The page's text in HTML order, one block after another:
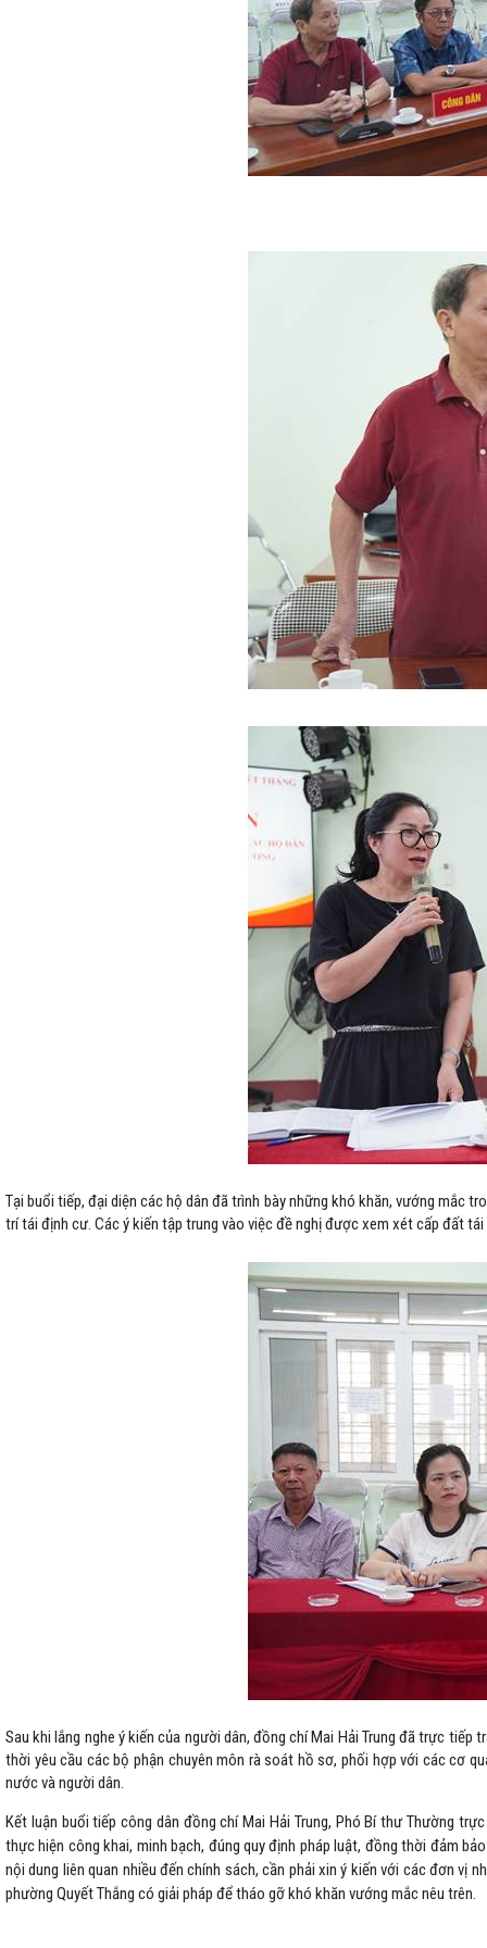
Tại buổi tiếp, đại diện các hộ dân đã trình bày những khó khăn, vướng mắc
trí tái định cư. Các ý kiến tập trung vào việc đề nghị được xem xét cấp đất
Sau khi lắng nghe ý kiến của người dân, đồng chí Mai Hải Trung đã trực
thời yêu cầu các bộ phận chuyên môn rà soát hồ sơ, phối hợp với các cơ
nước và người dân.
Kết luận buổi tiếp công dân đồng chí Mai Hải Trung, Phó Bí thư Thường
thực hiện công khai, minh bạch, đúng quy định pháp luật, đồng thời đảm
nội dung liên quan nhiều đến chính sách, cần phải xin ý kiến với các đơn vị
phường Quyết Thắng có giải pháp để tháo gỡ khó khăn vướng mắc nêu trên.